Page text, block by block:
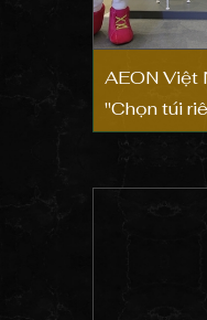
AEON Việt
"Chọn túi
khỏe"